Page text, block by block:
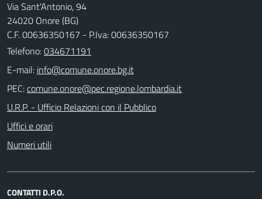
Via Sant'Antonio, 94
24020 Onore (BG)
C.F. 00636350167 - P.Iva: 00636350167
Telefono:034671191
E-mail:
PEC:
U.R.P. - Ufficio Relazioni con il Pubblico
Uffici e orari
Numeri utili
CONTATTI D.P.O.